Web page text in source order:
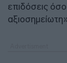
επιδόσεις όσο